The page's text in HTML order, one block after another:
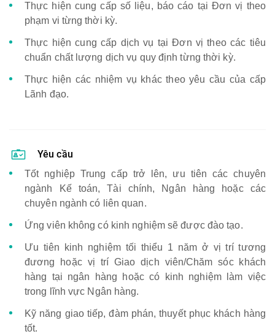
Thực hiện cung cấp số liệu, báo cáo tại Đơn vị theo
phạm vi từng thời kỳ.
Thực hiện cung cấp dịch vụ tại Đơn vị theo các tiêu
chuẩn chất lượng dịch vụ quy định từng thời kỳ.
Thực hiện các nhiệm vụ khác theo yêu cầu của cấp
Lãnh đạo.
Yêu cầu
Tốt nghiệp Trung cấp trở lên, ưu tiên các chuyên
ngành Kế toán, Tài chính, Ngân hàng hoặc các
chuyên ngành có liên quan.
Ứng viên không có kinh nghiệm sẽ được đào tạo.
Ưu tiên kinh nghiệm tối thiểu 1 năm ở vị trí tương
đương hoặc vị trí Giao dịch viên/Chăm sóc khách
hàng tại ngân hàng hoặc có kinh nghiệm làm việc
trong lĩnh vực Ngân hàng.
Kỹ năng giao tiếp, đàm phán, thuyết phục khách hàng
tốt.